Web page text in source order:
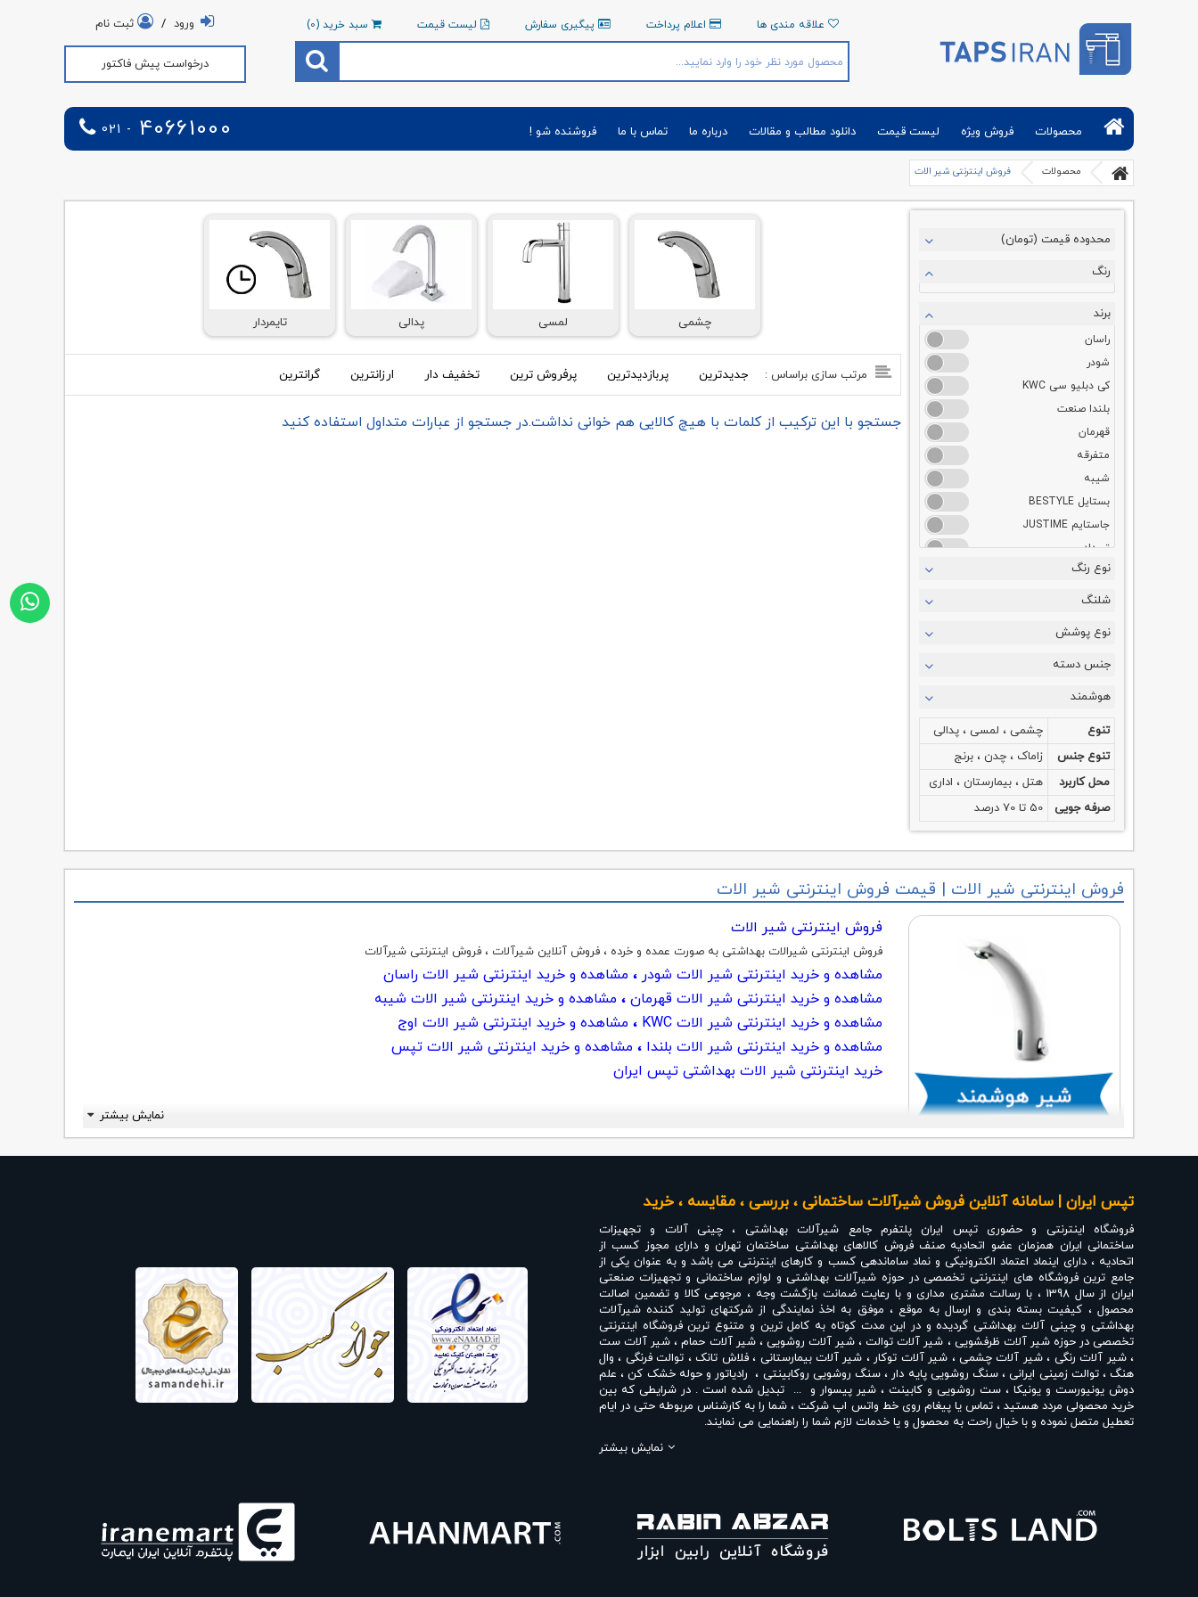
تجهیزات حمام توالت آشپزخانه
علاقه مندی ها اعلام پرداخت پیگیری سفارش لیست قیمت سبد خرید (0
) ورود / ثبت نام
درخواست پیش فاکتور
محصولات فروش ویژه لیست قیمت دانلود مطالب و مقالات درباره ما تماس با ما فروشنده شو ! 021 - 40661000
محصولات فروش اینترنتی شیر الات
محدوده قیمت (تومان)
رنگ
برند
راسان
شودر
کی دبلیو سی KWC
بلندا صنعت
قهرمان
متفرقه
شیبه
بستایل BESTYLE
جاستایم JUSTIME
تیرداد
نوع رنگ
شلنگ
نوع پوشش
جنس دسته
هوشمند
تنوع
چشمی ، لمسی ، پدالی
تنوع جنس
زاماک ، چدن ، برنج
محل کاربرد
هتل ، بیمارستان ، اداری
صرفه جویی
50 تا 70 درصد
چشمی لمسی پدالی تایمردار
مرتب سازی براساس : جدیدترین پربازدیدترین پرفروش ترین تخفیف دار ارزانترین گرانترین
جستجو با این ترکیب از کلمات با هیچ کالایی هم خوانی نداشت.در جستجو از عبارات متداول استفاده کنید
فروش اینترنتی شیر الات | قیمت فروش اینترنتی شیر الات
فروش اینترنتی شیر الات
فروش اینترنتی شیرالات بهداشتی به صورت عمده و خرده ، فروش آنلاین شیرآلات ، فروش اینترنتی شیرآلات
مشاهده و خرید اینترنتی شیر الات شودر ، مشاهده و خرید اینترنتی شیر الات راسان
مشاهده و خرید اینترنتی شیر الات قهرمان ، مشاهده و خرید اینترنتی شیر الات شیبه
مشاهده و خرید اینترنتی شیر الات KWC
، مشاهده و خرید اینترنتی شیر الات اوج
مشاهده و خرید اینترنتی شیر الات بلندا ، مشاهده و خرید اینترنتی شیر الات تپس
خرید اینترنتی شیر الات بهداشتی تپس ایران
نمایش بیشتر
تپس ایران | سامانه آنلاین فروش شیرآلات ساختمانی ، بررسی ، مقایسه ، خرید
فروشگاه اینترنتی و حضوریتپس ایرانپلتفرم جامع شیرآلات بهداشتی ، چینی آلات و تجهیزات
ساختمانی ایران همزمان عضو اتحادیه صنف فروش کالاهای بهداشتی ساختمان تهران و دارای مجوز کسب از
اتحادیه ، دارای اینماد اعتماد الکترونیکی و نماد ساماندهی کسب و کارهای اینترنتی می باشد و به عنوان یکی از
جامع ترین فروشگاه های اینترنتی تخصصی در حوزه شیرآلات بهداشتی و لوازم ساختمانی و تجهیزات صنعتی
ایران از سال 1398 ، با رسالت مشتری مداری و با رعایت ضمانت بازگشت وجه ، مرجوعی کالا و تضمین اصالت
محصول ، کیفیت بسته بندی و ارسال به موقع ، موفق به اخذ نمایندگی از شرکتهای تولید کننده شیرآلات
بهداشتی و چینی آلات بهداشتی گردیده و در این مدت کوتاه به کامل ترین و متنوع ترین فروشگاه اینترنتی
تخصصی در حوزهشیر آلات ظرفشویی ، شیر آلات توالت، شیر آلات روشویی ،شیر آلات حمام، شیر آلات ست
،شیر آلات رنگی ،شیر آلات چشمی ، شیر آلات توکار ، شیر آلات بیمارستانی ،فلاش تانک، توالت فرنگی ، وال
هنگ،توالت زمینی ایرانی،سنگ روشویی پایه دار ، سنگ روشویی روکابینتی ، رادیاتور و حوله خشک کن، علم
دوش یونیورست و یونیکا ، ست روشویی و کابینت ، شیر پیسوار و ... تبدیل شده است . در شرایطی که بین
خرید محصولی مردد هستید ، تماس یا پیغام روی خط واتس اپ شرکت ، شما را به کارشناس مربوطه حتی در ایام
تعطیل متصل نموده و با خیال راحت به محصول و یا خدمات لازم شما را راهنمایی می نمایند.
نمایندگی راسان،
حضوری تپس ایران شما مشتری محترم در هر ساعت از شبانه روز به راحتی و با خیال آسوده می توانید با سفارش
شیر ظرفشویی شودر ،شیر روشویی شودر شیر توالت شودر،شیر حمام شودر،ست شیرآلات شودر
شیر توکار شودر ،شیر چشمی شودر، علم دوش شودر شیر سینک راسان،شیر روشویی راسان،شیر توالت
شیر توکار راسان،شیر چشمی راسان ،علم دوش راسان
نمایش بیشتر